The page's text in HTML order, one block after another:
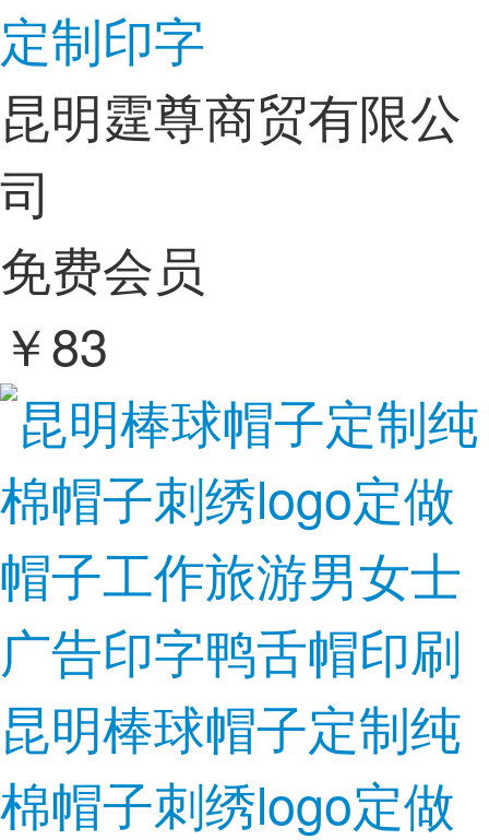
定制印字
昆明霆尊商贸有限公
司
免费会员
￥83
昆明棒球帽子定制纯
棉帽子刺绣logo定做